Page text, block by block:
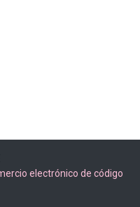
electrónico de código